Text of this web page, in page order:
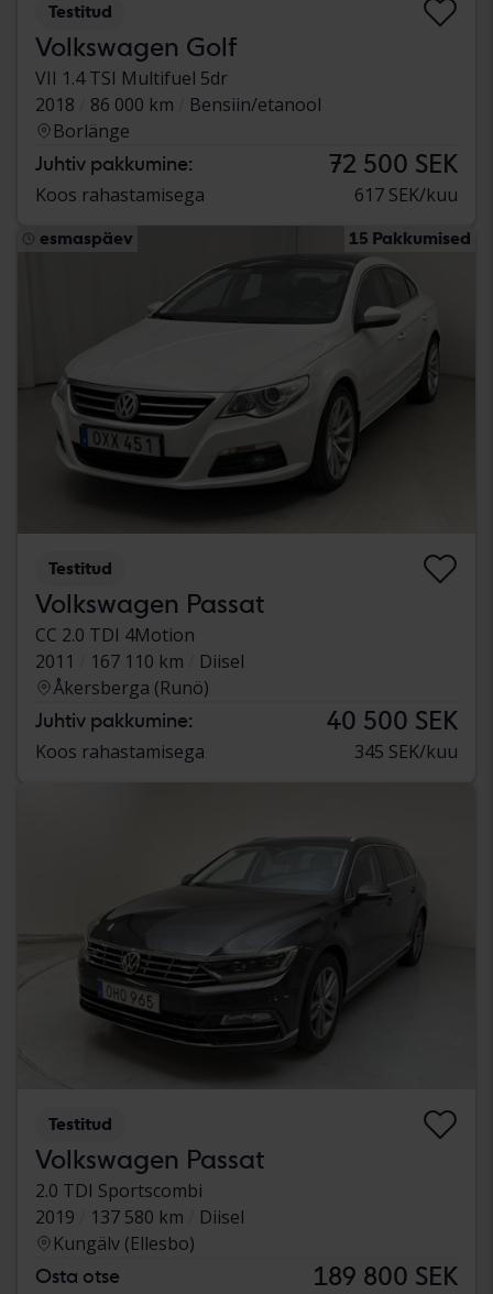
Testitud
Volkswagen Golf
VII 1.4 TSI Multifuel 5dr
2018
86 000 km
Bensiin/etanool
Borlänge
Juhtiv pakkumine: 72 500 SEK
Koos rahastamisega 617 SEK/kuu
esmaspäev 15 Pakkumised
Testitud
Volkswagen Passat
CC 2.0 TDI 4Motion
2011
167 110 km
Diisel
Åkersberga (Runö)
Juhtiv pakkumine: 40 500 SEK
Koos rahastamisega 345 SEK/kuu
Testitud
Volkswagen Passat
2.0 TDI Sportscombi
2019
137 580 km
Diisel
Kungälv (Ellesbo)
Osta otse 189 800 SEK